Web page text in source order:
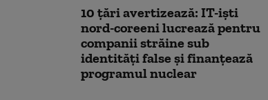
10 țări avertizează: IT-iști
nord-coreeni lucrează pentru
companii străine sub
identităţi false și finanțează
programul nuclear